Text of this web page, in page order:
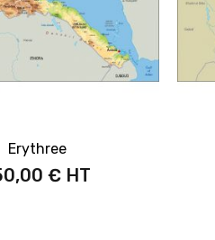
Erythree
€